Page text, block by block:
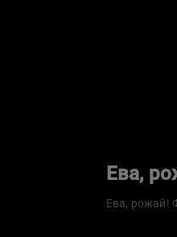
Ева,
Ева, рожай!